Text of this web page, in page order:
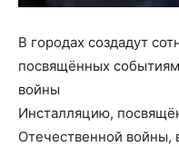
В городах создадут
посвящённых
войны
Инсталляцию,
Отечественной